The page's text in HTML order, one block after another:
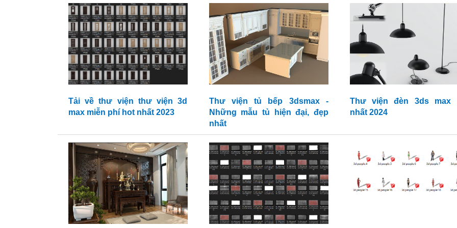
Tải về thư viện thư viện 3d
max miễn phí hot nhất 2023
Thư viện tủ bếp 3dsmax -
Những mẫu tủ hiện đại, đẹp
nhất
Thư viện đèn 3ds max
nhất 2024